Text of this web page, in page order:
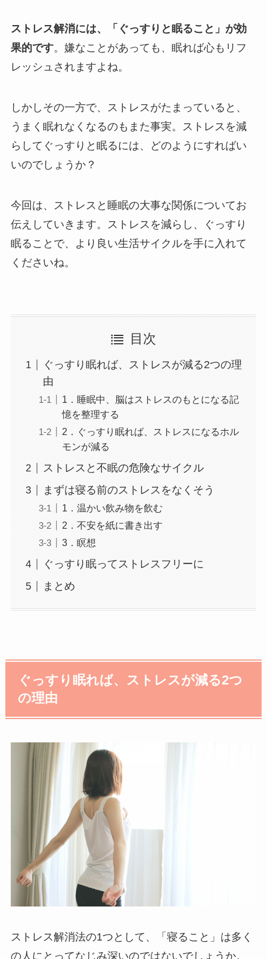
ストレス解消には、「ぐっすりと眠ること」が効
果的です。嫌なことがあっても、眠れば心もリフ
レッシュされますよね。
しかしその一方で、ストレスがたまっていると、
うまく眠れなくなるのもまた事実。ストレスを減
らしてぐっすりと眠るには、どのようにすればい
いのでしょうか？
今回は、ストレスと睡眠の大事な関係についてお
伝えしていきます。ストレスを減らし、ぐっすり
眠ることで、より良い生活サイクルを手に入れて
くださいね。
目次
ぐっすり眠れば、ストレスが減る2つの理
由
1．睡眠中、脳はストレスのもとになる記
憶を整理する
2．ぐっすり眠れば、ストレスになるホル
モンが減る
ストレスと不眠の危険なサイクル
まずは寝る前のストレスをなくそう
1．温かい飲み物を飲む
2．不安を紙に書き出す
3．瞑想
ぐっすり眠ってストレスフリーに
まとめ
ぐっすり眠れば、ストレスが減る2つ
の理由
ストレス解消法の1つとして、「寝ること」は多く
の人にとってなじみ深いのではないでしょうか。